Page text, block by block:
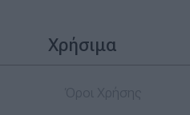
Χρήσιμα